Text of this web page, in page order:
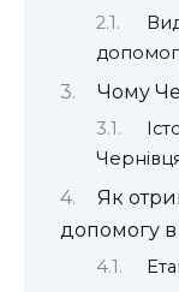
Чому
Як
допомогу в